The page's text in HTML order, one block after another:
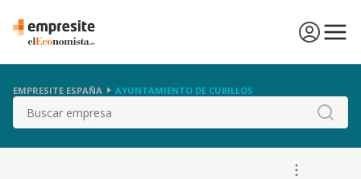
EMPRESITE ESPAÑA AYUNTAMIENTO DE CUBILLOS
Buscar